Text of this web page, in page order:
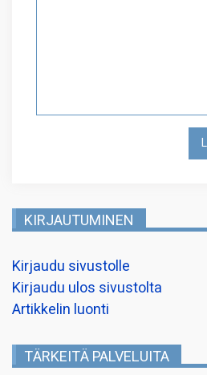
KIRJAUTUMINEN
Kirjaudu sivustolle
Kirjaudu ulos sivustolta
Artikkelin luonti
TÄRKEITÄ PALVELUITA